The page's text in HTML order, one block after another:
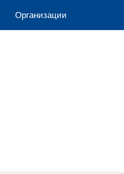
Организации